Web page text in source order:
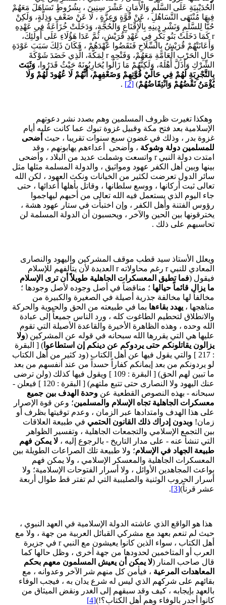
الْحُدَيْبِيَةِ عَلَى السَّلْمِ وَالْأَمَانِ عَشْرَ سِنِينَ ، بِشُرُوطٍ تَسَاهَلَ مَعَهُمْ
فِيهَا مُنْتَهَى التَّسَاهُلِ ، عَنْ قُوَّةٍ وَعِزَّةٍ ، لَا عَنْ ضَعْفٍ وَذِلَّةٍ، وَلَكِنْ
حُبًّا لِلسَّلْمِ وَنَشْرِ دِينِهِ بِالْإِقْنَاعِ وَالْحُجَّةِ، وَدَخَلَتْ خُزَاعَةُ فِي عَهْدِهِ
r كَمَا دَخَلَتْ بَنُو بَكْرٍ فِي عَهْدِ قُرَيْشٍ، ثُمَّ عَدَا هَؤُلَاءِ عَلَى أُولَئِكَ،
وَأَعَانَتْهُمْ قُرَيْشٌ بِالسِّلَاحِ فَنَقَضُوا عَهْدَهُمْ ، فَكَانَ ذَلِكَ سَبَبَ عَوْدَةِ
حَالِ الْحَرْبِ الْعَامَّةِ مَعَهُمْ، وَفَتْحِهِ r لِمَكَّةَ، الَّذِي خَضَدَ شَوْكَةَ
الشِّرْكِ وَأَذَلَّ أَهْلَهُ، وَلَكِنَّهُمْ مَا زَالُوا يُحَارِبُونَهُ حَيْثُ قَدَرُوا، وَثَبَتَ
بِالتَّجْرِبَةِ لَهُمْ فِي حَالَيْ قُوَّتِهِمْ وَضَعْفِهِمْ، أَنَّهُمْ لَا عُهُودَ لَهُمْ وَلَا
يُؤْمَنُ نَقْضُهُمْ وَانْتِقَاضُهُمْ)
[2]
.
وهكذا تغيرت ظروف المسلمين وهم بصدد نشر دعوتهم
الإسلامية بعد فتح مكة وقبيل غزوة تبوك عما كانت عليه أيام
غزوة بدر ، وذلك في غضون سبع سنوات تقريبا ، حيث أضحى
للمسلمين دولة وشوكة ، وأضحى أعداءهم يهابونهم ، وقد
امتدت دولة النبي r واتسعت وشملت عديد من البلاد ، وأضحى
بينها وبين أهل الكفر عهود ومواثيق ، والدولة المسلمة مثلها مثل
سائر الدول تعرضت لكثير من الخيانات ونكث العهود ، لكن الله
تعالى ثبت أركانها ، ووسع سلطانها ، وقاتل بأهلها أعدائها ، حتى
جاء اليوم الذي يستعمل فيه الله تعالى من أحبهم ليهاجموا
رؤوس الفتنة وأهل الكفر ، وإن اختبأت في ستار عهود هشة ،
يخترقونها بين الحين والآخر ، ويحسبون أن الدولة المسلمة لن
تحاسبهم على ذلك .
ويعلل الأستاذ سيد قطب موقف المشركين واليهود والنصارى
المعادي للنبي r رغم محاولاته r العديدة لأن يتألفهم للإسلام
فيقول (فما تطيق المعسكرات الجاهلية طويلاً أن ترى الإسلام
ما يزال قائماً حيالها ؛ مناقضاً في أصل وجوده لأصل وجودها ؛
مخالفاً لها مخالفة جذرية أصيلة في الصغيرة والكبيرة من
مناهجها ، يهدد بقاءها بما في طبيعته من الحق والحيوية والحركة
والانطلاق لتحطيم الطاغوت كله ، ورد الناس جميعاً إلى عبادة
الله وحده ، وهذه الظاهرة الأخيرة والقاعدة الأصيلة التي تقوم
عليها هي التي يقررها الله سبحانه في قوله عن المشركين (ولا
يزالون يقاتلونكم حتى يردوكم عن دينكم إن استطاعوا ) [ البقرة
: 217 ] والتي يقول فيها عن أهل الكتاب (ود كثير من أهل الكتاب
لو يردونكم من بعد إيمانكم كفاراً حسداً من عند أنفسهم من بعد
ما تبين لهم الحق) [ البقرة : 109 ] ويقول فيها كذلك (ولن ترضى
عنك اليهود ولا النصارى حتى تتبع ملتهم) [ البقرة : 120 ] فيعلن -
سبحانه - بهذه النصوص القطعية عن وحدة الهدف بين جميع
معسكرات الجاهلية تجاه الإسلام والمسلمين؛ وعن قوة الإصرار
على هذا الهدف وامتدادها عبر الزمان ، وعدم توقيتها بظرف أو
زمان! وبدون إدراك ذلك القانون الحتمي في طبيعة العلاقات
بين التجمع الإسلامي والتجمعات الجاهلية ، وتفسير الظواهر
التي تنشأ عنه - على مدار التاريخ - بالرجوع إليه ، لا يمكن فهم
طبيعة الجهاد في الإسلام؛ ولا طبيعة تلك الصراعات الطويلة بين
المعسكرات الجاهلية والمعسكر الإسلامي ، ولا يمكن فهم
بواعث المجاهدين الأوائل ، ولا أسرار الفتوحات الإسلامية؛ ولا
أسرار الحروب الوثنية والصليبية التي لم تفتر قط طوال أربعة
عشر قرناً)[3]
.
هذا هو الواقع الذي عاشته الدولة الإسلامية في العهد النبوي ،
حيث لم تنعم بعهد مع مشركي القبائل العربية من جهة ، ولا مع
أهل الكتاب ، سواء الذين كانوا يعيشون مع النبي r في جزيرة
العرب أو المتاخمين لحدودها من جهة أخرى ، وظل حالها كما
قال صاحب المنار (لا يمكن أن يعيش المسلمون معهم بحكم
المعاهدات المرعية ، فيأمن كل منهم شر الآخر وعدوانه ، مع
بقائهم على شركهم الذي ليس له شرع يدان به ، فيجب الوفاء
بالعهد بإيجابه ، كيف وقد سبقهم إلى الغدر ونقض الميثاق من
كانوا أجدر بالوفاء وهم أهل الكتاب؟!)[4]